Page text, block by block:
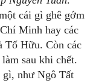
cái gì ghê gớm
Minh hay các
Tố Hữu. Còn các
sau khi chết.
gì, như Ngô Tất